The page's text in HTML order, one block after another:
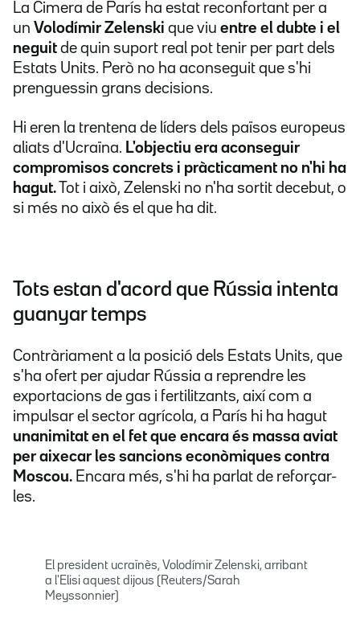
La Cimera de París ha estat reconfortant per a
un Volodímir Zelenski que viu entre el dubte i el
neguit de quin suport real pot tenir per part dels
Estats Units. Però no ha aconseguit que s'hi
prenguessin grans decisions.
Hi eren la trentena de líders dels països europeus
aliats d'Ucraïna. L'objectiu era aconseguir
compromisos concrets i pràcticament no n'hi ha
hagut. Tot i això, Zelenski no n'ha sortit decebut, o
si més no això és el que ha dit.
Tots estan d'acord que Rússia intenta
guanyar temps
Contràriament a la posició dels Estats Units, que
s'ha ofert per ajudar Rússia a reprendre les
exportacions de gas i fertilitzants, així com a
impulsar el sector agrícola, a París hi ha hagut
unanimitat en el fet que encara és massa aviat
per aixecar les sancions econòmiques contra
Moscou. Encara més, s'hi ha parlat de reforçar-
les.
El president ucraïnès, Volodímir Zelenski, arribant
a l'Elisi aquest dijous (Reuters/Sarah
Meyssonnier)